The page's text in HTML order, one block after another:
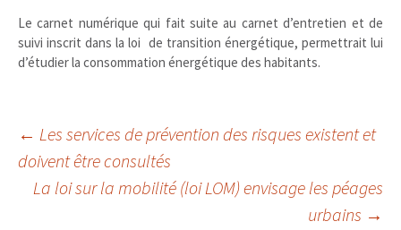
Le carnet numérique qui fait suite au carnet d’entretien et de
suivi inscrit dans la loi de transition énergétique, permettrait lui
d’étudier la consommation énergétique des habitants.
Navigation
des
← Les services de prévention des risques existent et
doivent être consultés
La loi sur la mobilité (loi LOM) envisage les péages
urbains →